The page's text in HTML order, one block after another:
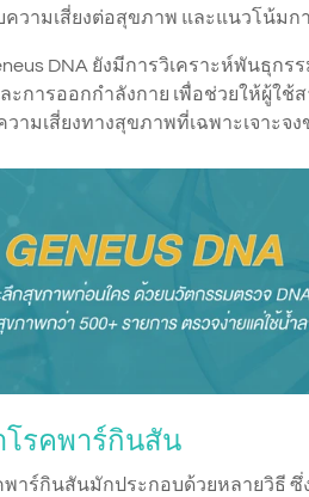
ความเสี่ยงต่อสุขภาพ และแนวโน้ม
DNA ยังมีการวิเคราะห์พันธุก
ะการออกกำลังกาย เพื่อช่วยให้ผู้ใ
วามเสี่ยงทางสุขภาพที่เฉพาะเจาะจง
โรคพาร์กินสัน
พาร์กินสันมักประกอบด้วยหลายวิธี ซึ่